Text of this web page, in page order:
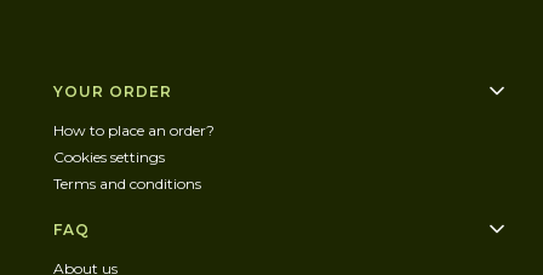
Footer menu
YOUR ORDER
How to place an order?
Cookies settings
Terms and conditions
FAQ
About us